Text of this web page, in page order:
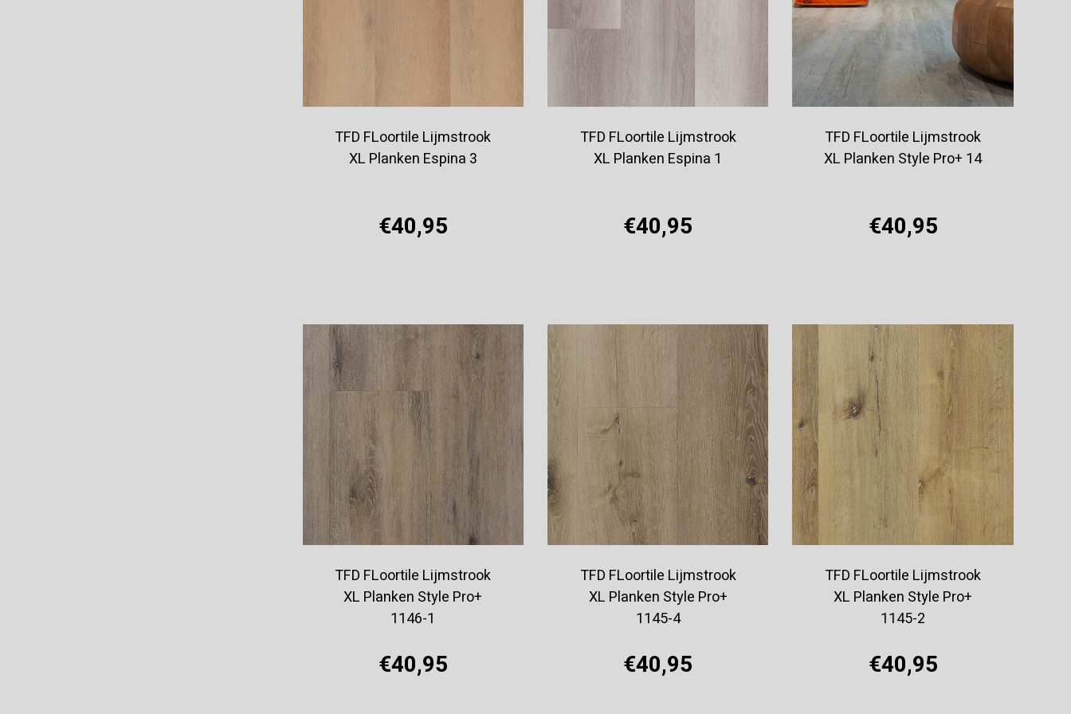
TFD FLoortile Lijmstrook
XL Planken Espina 3
€40,95
TFD FLoortile Lijmstrook
XL Planken Espina 1
€40,95
TFD FLoortile Lijmstrook
XL Planken Style Pro+ 14
€40,95
TFD FLoortile Lijmstrook
XL Planken Style Pro+
1146-1
€40,95
TFD FLoortile Lijmstrook
XL Planken Style Pro+
1145-4
€40,95
TFD FLoortile Lijmstrook
XL Planken Style Pro+
1145-2
€40,95